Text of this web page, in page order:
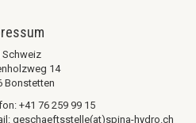
Schweiz
14
Bonstetten
+41 76 259 99 15
geschaeftsstelle(at)spina-hydro.ch